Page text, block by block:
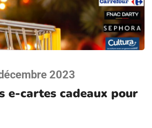
2023
e-cartes cadeaux pour